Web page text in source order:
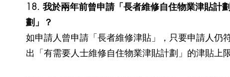
18. 我於兩年前曾申請「長者維修自住物業津貼計
劃」？
如申請人曾申請「長者維修津貼」，只要申請人仍
出「有需要人士維修自住物業津貼計劃」的津貼上